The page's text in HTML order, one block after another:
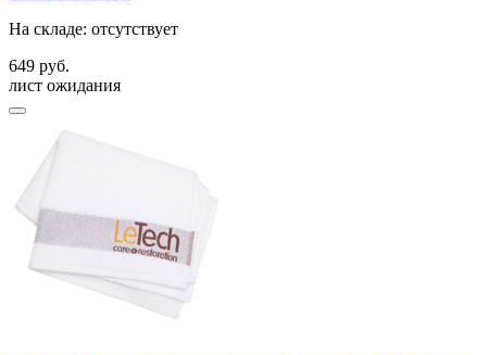
На складе: отсутствует
649 руб.
лист ожидания